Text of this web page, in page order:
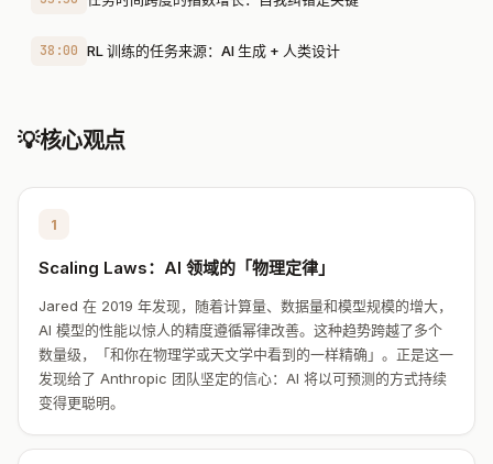
38:00 RL 训练的任务来源：AI 生成 + 人类设计
💡核心观点
1
Scaling Laws：AI 领域的「物理定律」
Jared 在 2019 年发现，随着计算量、数据量和模型规模的增大，
AI 模型的性能以惊人的精度遵循幂律改善。这种趋势跨越了多个
数量级，「和你在物理学或天文学中看到的一样精确」。正是这一
发现给了 Anthropic 团队坚定的信心：AI 将以可预测的方式持续
变得更聪明。